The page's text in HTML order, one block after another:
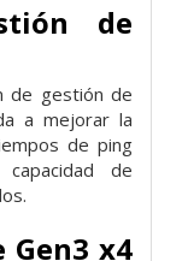
de
de gestión de
a mejorar la
de ping
de
Gen3 x4